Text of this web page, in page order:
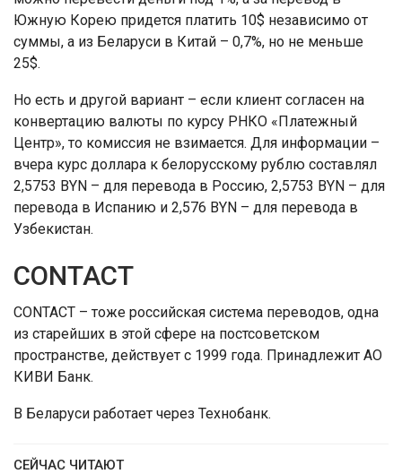
Южную Корею придется платить 10$ независимо от
суммы, а из Беларуси в Китай – 0,7%, но не меньше
25$.
Но есть и другой вариант – если клиент согласен на
конвертацию валюты по курсу РНКО «Платежный
Центр», то комиссия не взимается. Для информации –
вчера курс доллара к белорусскому рублю составлял
2,5753 BYN – для перевода в Россию, 2,5753 BYN – для
перевода в Испанию и 2,576 BYN – для перевода в
Узбекистан.
CONTACT
CONTACT – тоже российская система переводов, одна
из старейших в этой сфере на постсоветском
пространстве, действует с 1999 года. Принадлежит АО
КИВИ Банк.
В Беларуси работает через Технобанк.
СЕЙЧАС ЧИТАЮТ